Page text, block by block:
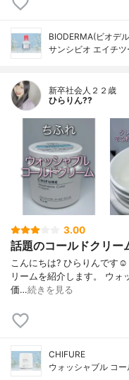
BIODERMA(ビオデ
サンシビオ エイチツ
新卒社会人２２歳
ひらりん??
3.00
話題のコールドクリー
こんにちは? ひらりんです
リームを紹介します。 ウ
価…続きを見る
CHIFURE
ウォッシャブル コ